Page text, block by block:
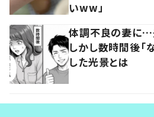
いww」
体調不良の妻に…
しかし数時間後「
した光景とは